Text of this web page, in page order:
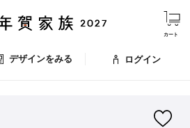
デザインをみる
カート
ログイン